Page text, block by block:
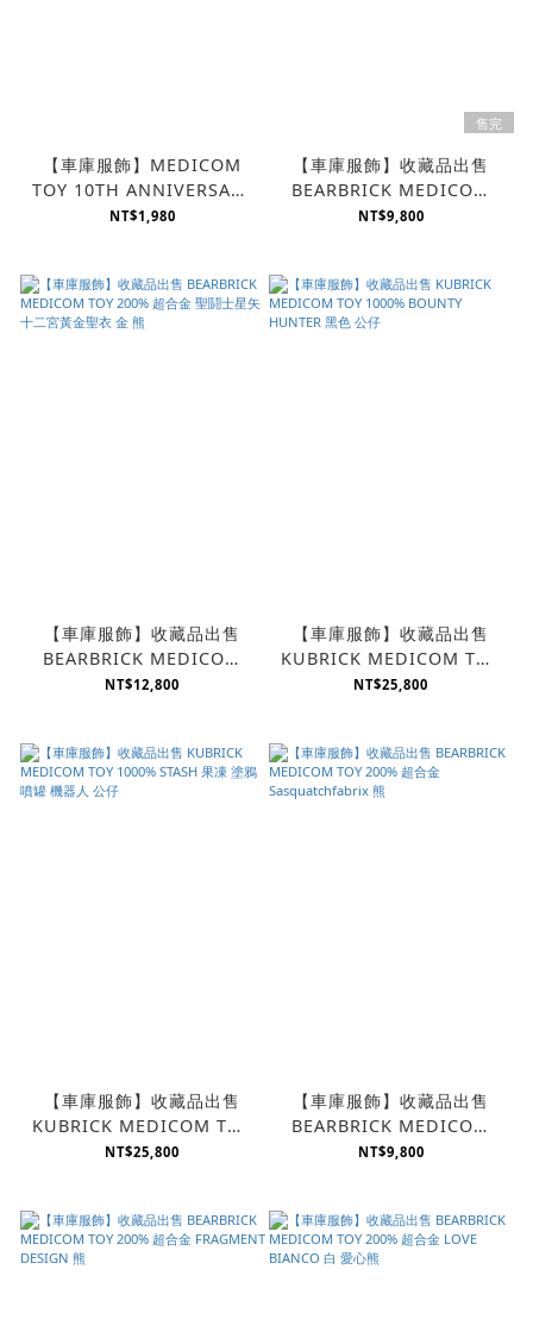
【車庫服飾】MEDICOM
TOY 10TH ANNIVERSARY
1996-2006 MANUAL 收藏
NT$1,980
售完
【車庫服飾】收藏品出售
BEARBRICK MEDICOM
TOY 200% 超合金
NT$9,800
【車庫服飾】收藏品出售
BEARBRICK MEDICOM
TOY 200% 超合金 聖鬪士星
NT$12,800
【車庫服飾】收藏品出售
KUBRICK MEDICOM TOY
1000% BOUNTY HUNTER
NT$25,800
【車庫服飾】收藏品出售
KUBRICK MEDICOM TOY
1000% STASH 果凍 塗鴉
NT$25,800
【車庫服飾】收藏品出售
BEARBRICK MEDICOM
TOY 200% 超合金
NT$9,800